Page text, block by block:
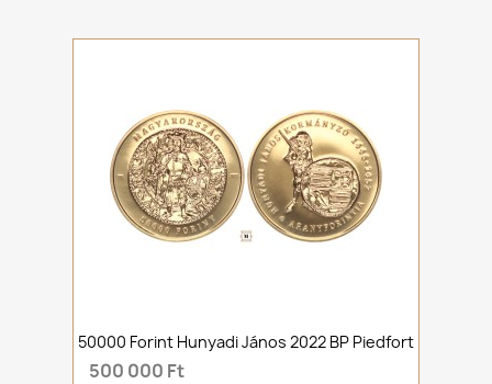
50000 Forint Hunyadi János 2022 BP Piedfort
500 000 Ft